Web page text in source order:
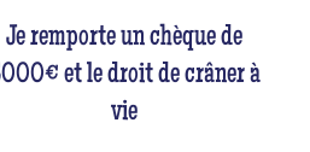
Je remporte un chèque de
et le droit de crâner à
vie